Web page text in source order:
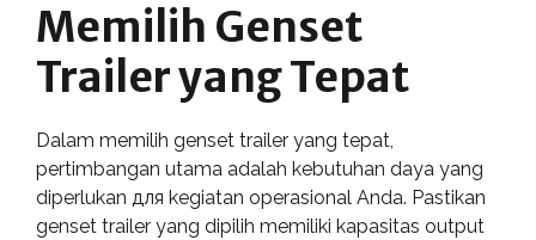
Memilih Genset
Trailer yang Tepat
Dalam memilih genset trailer yang tepat,
pertimbangan utama adalah kebutuhan daya yang
diperlukan для kegiatan operasional Anda. Pastikan
genset trailer yang dipilih memiliki kapasitas output